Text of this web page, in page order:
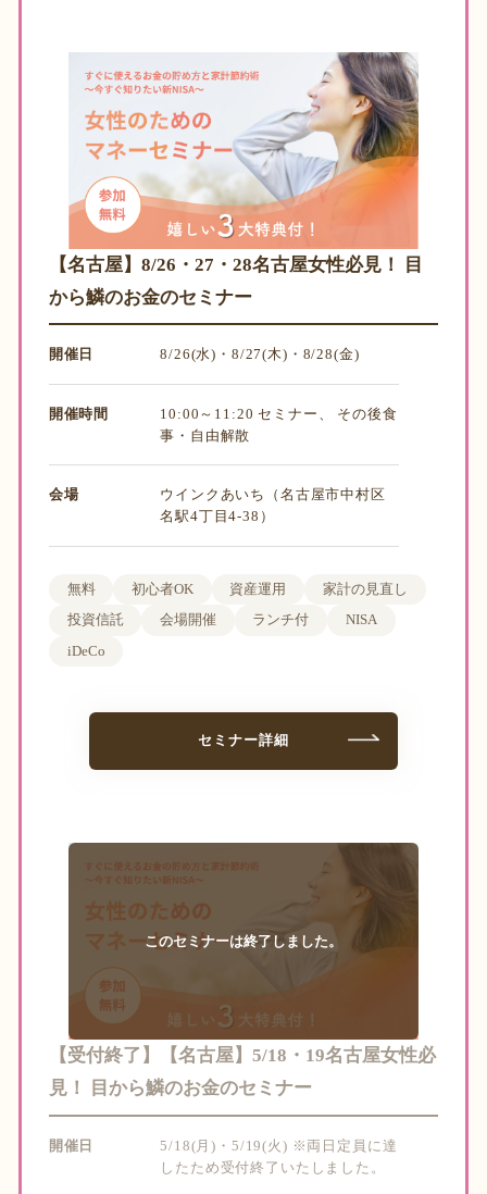
【名古屋】8/26・27・28名古屋女性必見！ 目
から鱗のお金のセミナー
開催日 8/26(水)・8/27(木)・8/28(金)
開催時間
10:00～11:20 セミナー、 その後食
事・自由解散
会場
ウインクあいち（名古屋市中村区
名駅4丁目4-38）
無料 初心者OK 資産運用
家計の見直し
投資信託
会場開催 ランチ付
NISA
iDeCo
セミナー詳細
【受付終了】【名古屋】5/18・19名古屋女性必
見！ 目から鱗のお金のセミナー
開催日
5/18(月)・5/19(火) ※両日定員に達
したため受付終了いたしました。